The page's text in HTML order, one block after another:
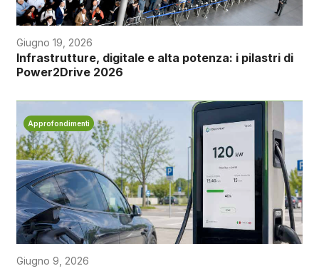
Giugno 19, 2026
Infrastrutture, digitale e alta potenza: i pilastri di
Power2Drive 2026
Approfondimenti
Giugno 9, 2026